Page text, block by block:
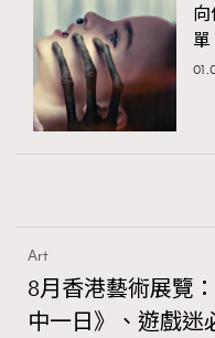
Art
8月香港藝術展覽
中一日》、遊戲迷